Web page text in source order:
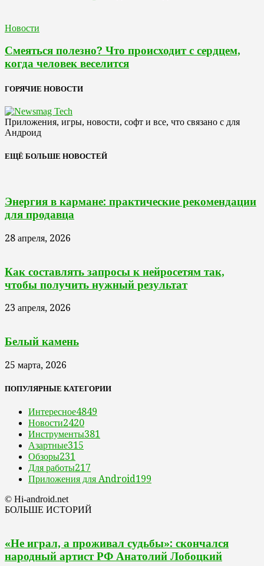
Новости
Смеяться полезно? Что происходит с сердцем,
когда человек веселится
ГОРЯЧИЕ НОВОСТИ
Приложения, игры, новости, софт и все, что связано с для
Андроид
ЕЩЁ БОЛЬШЕ НОВОСТЕЙ
Энергия в кармане: практические рекомендации
для продавца
28 апреля, 2026
Как составлять запросы к нейросетям так,
чтобы получить нужный результат
23 апреля, 2026
Белый камень
25 марта, 2026
ПОПУЛЯРНЫЕ КАТЕГОРИИ
Интересное4849
Новости2420
Инструменты381
Азартные315
Обзоры231
Для работы217
Приложения для Android199
© Hi-android.net
БОЛЬШЕ ИСТОРИЙ
«Не играл, а проживал судьбы»: скончался
народный артист РФ Анатолий Лобоцкий